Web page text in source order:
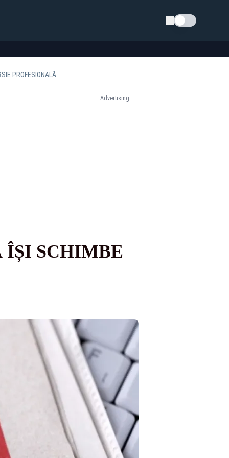
Schimba tema
PROFESIONALĂ
Advertising
ÎȘI SCHIMBE